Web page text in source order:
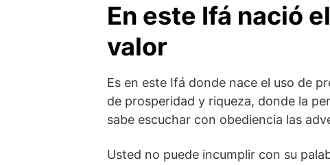
En este Ifá nació
valor
Es en este Ifá donde nace el uso de
de prosperidad y riqueza, donde la
sabe escuchar con obediencia las
Usted no puede incumplir con su